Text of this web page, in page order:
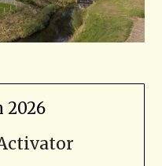
2026